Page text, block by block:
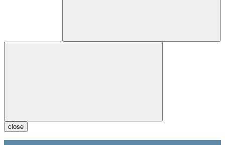
close